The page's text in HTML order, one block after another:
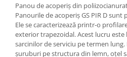
Panou de acoperiș din
Panourile de acoperiș GS PIR D
Ele se caracterizează printr-o
exterior trapezoidal. Acest lucru
sarcinilor de serviciu pe termen lung.
șuruburi pe structura din lemn, oțel